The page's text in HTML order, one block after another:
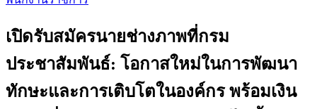
เปิดรับสมัครนายช่างภาพที่กรม
ประชาสัมพันธ์: โอกาสใหม่ในการพัฒนา
ทักษะและการเติบโตในองค์กร พร้อมเงิน